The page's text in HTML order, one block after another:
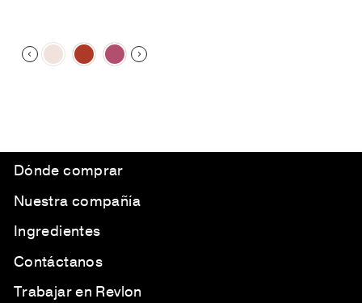
Dónde comprar
Nuestra compañía
Ingredientes
Contáctanos
Trabajar en Revlon